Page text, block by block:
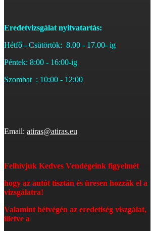
Eredetvizsgálat nyitvatartás:
Hétfő - Csütörtök: 8.00 - 17.00- ig
Péntek: 8:00 - 16:00-ig
Szombat : 10:00 - 12:00
Email: atiras@atiras.eu
Felhívjuk Kedves Vendégeink figyelmét
hogy az autót tisztán és üresen hozzák el a
vizsgálatra!
Valamint hétvégén az eredetiség viszgálat,
illetve a